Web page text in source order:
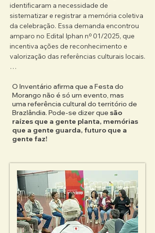
identificaram a necessidade de
sistematizar e registrar a memória coletiva
da celebração. Essa demanda encontrou
amparo no Edital Iphan nº 01/2025, que
incentiva ações de reconhecimento e
valorização das referências culturais locais.
inventário estimula a reflexão sobre a
história da Festa, seus significados,
transformações e desafios
contemporâneos. Por isso, o inventário é,
antes de tudo, um percurso formativo,
pois promove mobilização, escuta
a capacidade da própria comunidade de
gerir e salvaguardar suas referências
culturais.
Por tudo isso, inventariar a Festa do
Morango significa consolidar sua
memória, qualificar sua transmissão e
O Inventário afirma que a Festa do
Morango não é só um evento, mas
uma referência cultural do território de
Brazlândia. Pode-se dizer que são
raízes que a gente planta, memórias
que a gente guarda, futuro que a
gente faz!